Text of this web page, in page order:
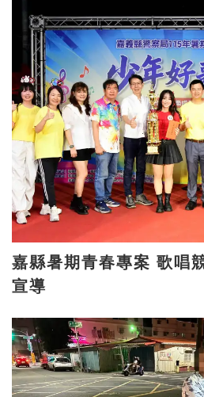
嘉縣暑期青春專案 歌唱競賽結合反詐反毒
宣導